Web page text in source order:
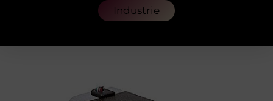
Industrie